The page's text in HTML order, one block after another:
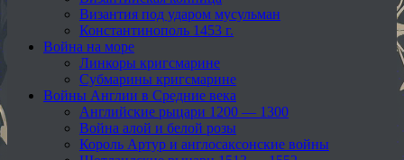
Византия под ударом мусульман
Константинополь 1453 г.
Война на море
Линкоры кригсмарине
Субмарины кригсмарине
Войны Англии в Средние века
Английские рыцари 1200 — 1300
Война алой и белой розы
Король Артур и англосаксонские войны